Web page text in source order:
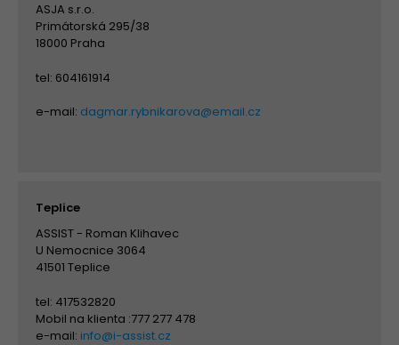
ASJA s.r.o.
Primátorská 295/38
18000 Praha
tel: 604161914
e-mail: dagmar.rybnikarova@email.cz
Teplice
ASSIST - Roman Klihavec
U Nemocnice 3064
41501 Teplice
tel: 417532820
Mobil na klienta :777 277 478
e-mail: info@i-assist.cz